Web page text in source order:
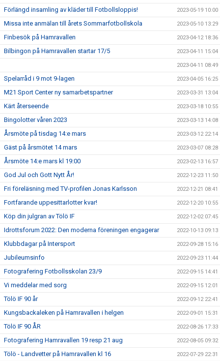
Förlängd insamling av kläder till Fotbollsloppis! 2023-05-19 10:00
Missa inte anmälan till årets Sommarfotbollskola 2023-05-10 13:29
Finbesök på Hamravallen 2023-04-12 18:36
Bilbingon på Hamravallen startar 17/5 2023-04-11 15:04
2023-04-11 08:49
Spelarråd i 9 mot 9-lagen 2023-04-05 16:25
M21 Sport Center ny samarbetspartner 2023-03-31 13:04
Kärt återseende 2023-03-18 10:55
Bingolotter våren 2023 2023-03-13 14:08
Årsmöte på tisdag 14:e mars 2023-03-12 22:14
Gäst på årsmötet 14 mars 2023-03-07 08:28
Årsmöte 14:e mars kl 19:00 2023-02-13 16:57
God Jul och Gott Nytt År! 2022-12-23 11:50
Fri föreläsning med TV-profilen Jonas Karlsson 2022-12-21 08:41
Fortfarande uppesittarlotter kvar! 2022-12-20 10:55
Köp din julgran av Tölö IF 2022-12-02 07:45
Idrottsforum 2022: Den moderna föreningen engagerar 2022-10-13 09:13
Klubbdagar på Intersport 2022-09-28 15:16
Jubileumsinfo 2022-09-23 11:44
Fotografering Fotbollsskolan 23/9 2022-09-15 14:41
Vi meddelar med sorg 2022-09-15 12:01
Tölö IF 90 år 2022-09-12 22:41
Kungsbackaleken på Hamravallen i helgen 2022-09-01 15:31
Tölö IF 90 ÅR 2022-08-26 17:33
Fotografering Hamravallen 19 resp 21 aug 2022-08-05 09:32
Tölö - Landvetter på Hamravallen kl 16 2022-07-29 22:31